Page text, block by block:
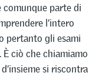
parte di
l’intero
pertanto gli esami
ciò che chiamiamo
si riscontra